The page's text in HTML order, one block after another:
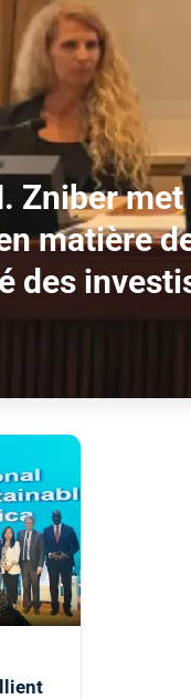
Zniber
matière
des